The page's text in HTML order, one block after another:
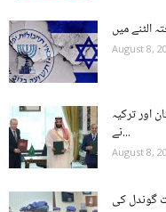
August 8,
اور ترکیہ
نے...
August 8,